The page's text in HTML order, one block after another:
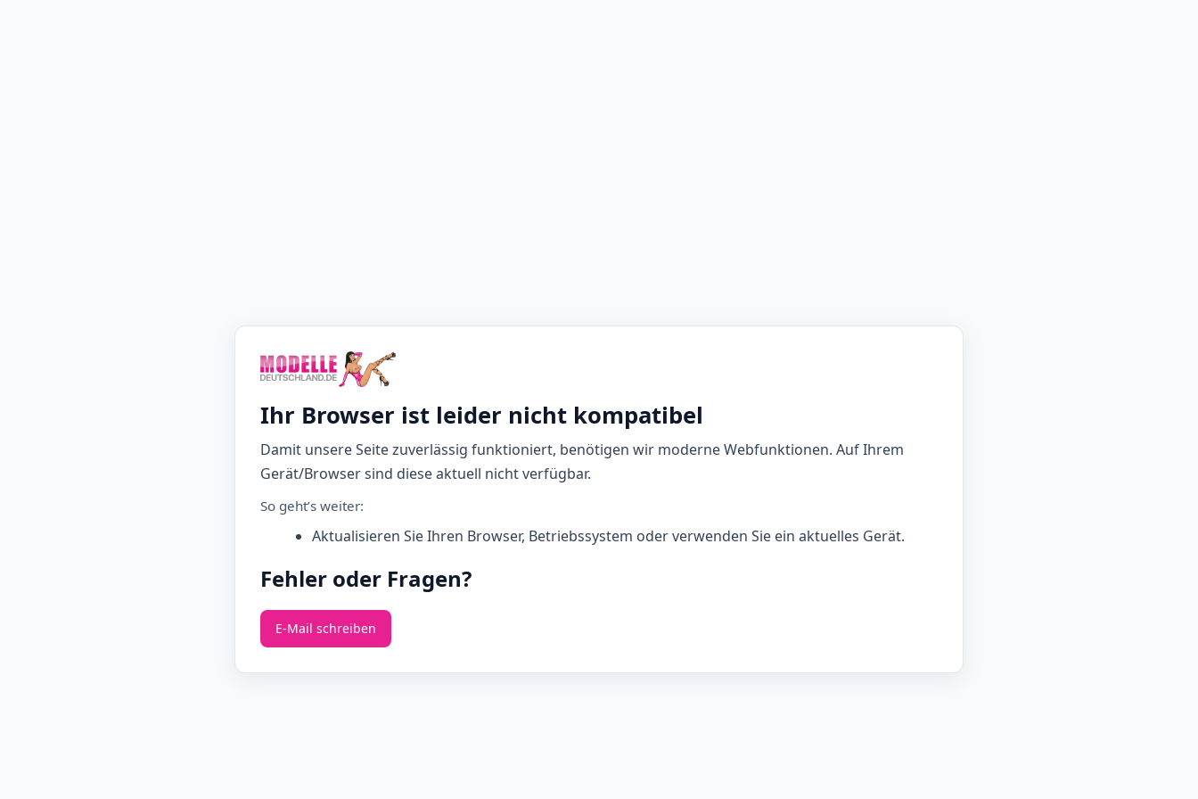
Ihr Browser ist leider nicht kompatibel
Damit unsere Seite zuverlässig funktioniert, benötigen wir moderne Webfunktionen. Auf Ihrem
Gerät/Browser sind diese aktuell nicht verfügbar.
So geht’s weiter:
Aktualisieren Sie Ihren Browser, Betriebssystem oder verwenden Sie ein aktuelles Gerät.
Fehler oder Fragen?
E‑Mail schreiben